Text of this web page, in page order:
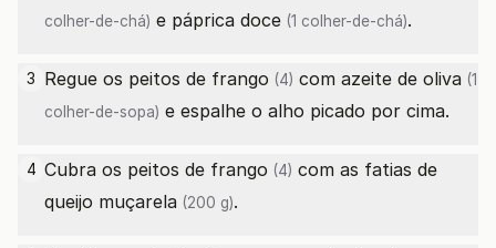
colher-de-chá) e páprica doce (1 colher-de-chá).
3 Regue os peitos de frango (4) com azeite de oliva (1
colher-de-sopa) e espalhe o alho picado por cima.
4 Cubra os peitos de frango (4) com as fatias de
queijo muçarela (200 g).